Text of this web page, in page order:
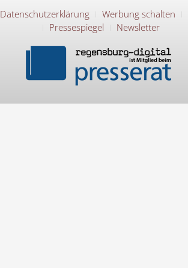
Datenschutzerklärung
Werbung schalten
Pressespiegel
Newsletter